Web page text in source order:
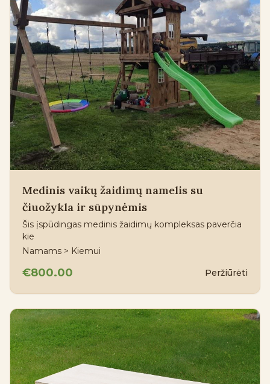
Medinis vaikų žaidimų namelis su
čiuožykla ir sūpynėmis
Šis įspūdingas medinis žaidimų kompleksas paverčia
kie
Namams > Kiemui
€800.00 Peržiūrėti